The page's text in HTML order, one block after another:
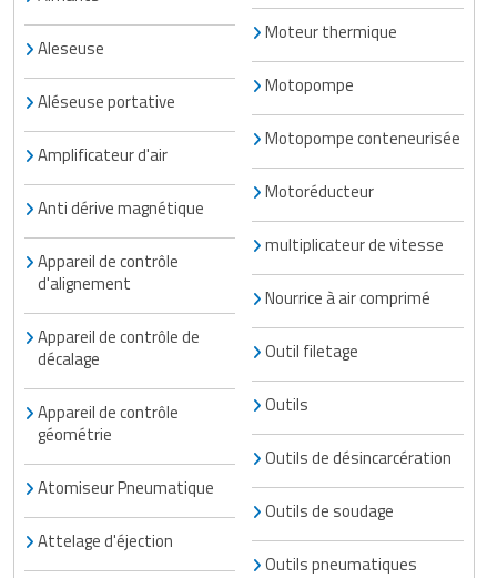
Matériel de musculation
Vêtement sportif
Rôtisserie professionnelle
Sautause professionnelle
Table de cuisson professionnelle
Tables de préparation réfrigérées
Ustensile de cuisine
Vaisselle restaurant
Vitrines réfrigérées
Aleseuse
Aléseuse portative
Amplificateur d'air
Anti dérive magnétique
Appareil de contrôle
d'alignement
Appareil de contrôle de
décalage
Appareil de contrôle
géométrie
Atomiseur Pneumatique
Attelage d'éjection
Moteur thermique
Motopompe
Motopompe conteneurisée
Motoréducteur
multiplicateur de vitesse
Nourrice à air comprimé
Outil filetage
Outils
Outils de désincarcération
Outils de soudage
Outils pneumatiques